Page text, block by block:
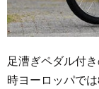
足漕ぎペダル付
時ヨーロッパで